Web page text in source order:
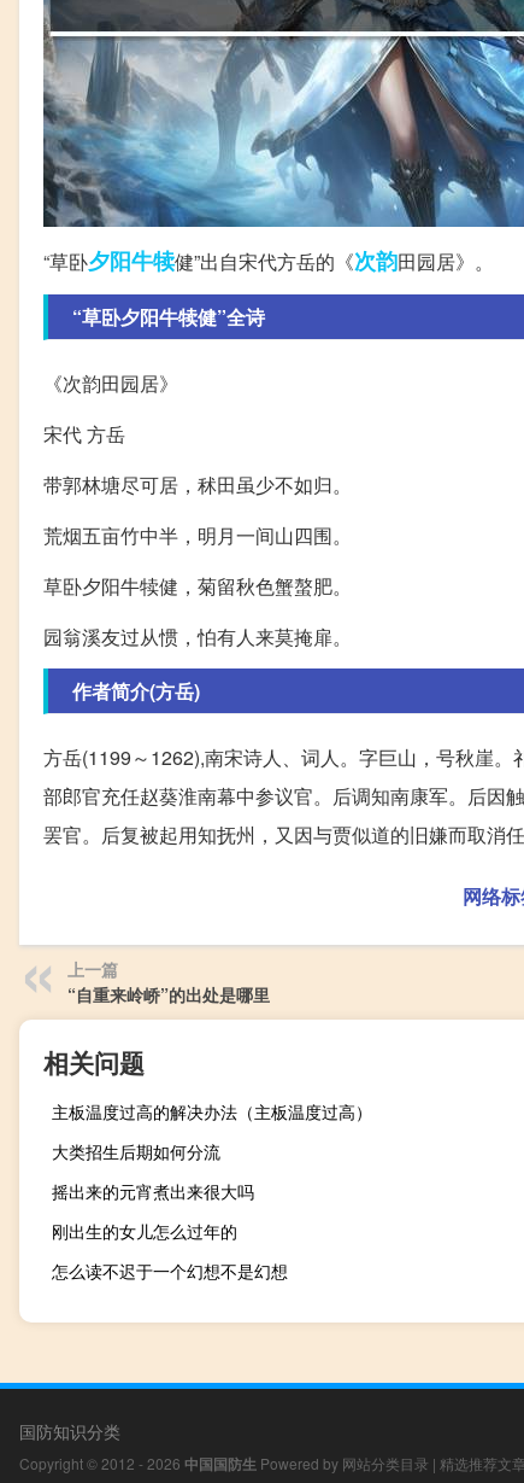
“草卧夕阳牛犊健”出自宋代方岳的《次韵田园居》。
“草卧夕阳牛犊健”全诗
《次韵田园居》
宋代 方岳
带郭林塘尽可居，秫田虽少不如归。
荒烟五亩竹中半，明月一间山四围。
草卧夕阳牛犊健，菊留秋色蟹螯肥。
园翁溪友过从惯，怕有人来莫掩扉。
作者简介(方岳)
方岳(1199～1262),南宋诗人、词人。字巨山，号秋崖
部郎官充任赵葵淮南幕中参议官。后调知南康军。后因
罢官。后复被起用知抚州，又因与贾似道的旧嫌而取消任
网络标
上一篇
“自重来岭峤”的出处是哪里
相关问题
主板温度过高的解决办法（主板温度过高）
大类招生后期如何分流
摇出来的元宵煮出来很大吗
刚出生的女儿怎么过年的
怎么读不迟于一个幻想不是幻想
国防知识分类
Copyright © 2012 - 2026 中国国防生 Powered by 网站分类目录 | 精选推荐文章